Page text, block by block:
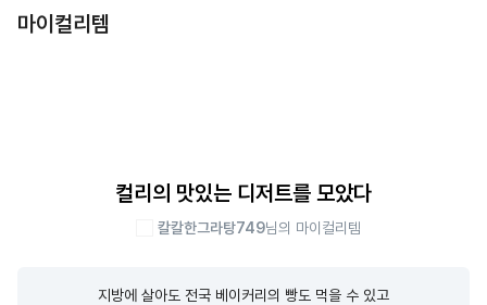
마이컬리템
컬리의 맛있는 디저트를 모았다
칼칼한그라탕749님의 마이컬리템
지방에 살아도 전국 베이커리의 빵도 먹을 수 있고